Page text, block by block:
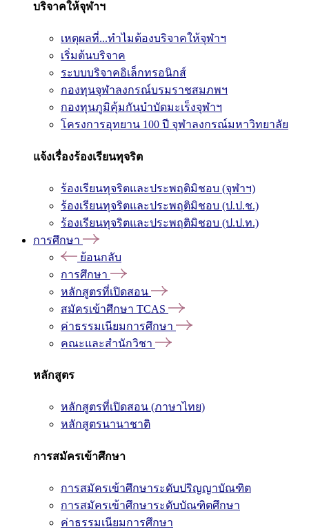
บริจาคให้จุฬาฯ
เหตุผลที่...ทำไมต้องบริจาคให้จุฬาฯ
เริ่มต้นบริจาค
ระบบบริจาคอิเล็กทรอนิกส์
กองทุนจุฬาลงกรณ์บรมราชสมภพฯ
กองทุนภูมิคุ้มกันบำบัดมะเร็งจุฬาฯ
โครงการอุทยาน 100 ปี จุฬาลงกรณ์มหาวิทยาลัย
แจ้งเรื่องร้องเรียนทุจริต
ร้องเรียนทุจริตและประพฤติมิชอบ (จุฬาฯ)
ร้องเรียนทุจริตและประพฤติมิชอบ (ป.ป.ช.)
ร้องเรียนทุจริตและประพฤติมิชอบ (ป.ป.ท.)
การศึกษา
ย้อนกลับ
การศึกษา
หลักสูตรที่เปิดสอน
สมัครเข้าศึกษา TCAS
ค่าธรรมเนียมการศึกษา
คณะและสำนักวิชา
หลักสูตร
หลักสูตรที่เปิดสอน (ภาษาไทย)
หลักสูตรนานาชาติ
การสมัครเข้าศึกษา
การสมัครเข้าศึกษาระดับปริญญาบัณฑิต
การสมัครเข้าศึกษาระดับบัณฑิตศึกษา
ค่าธรรมเนียมการศึกษา